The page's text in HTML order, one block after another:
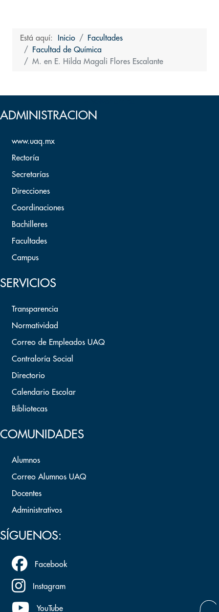
Está aquí: Inicio
Facultades
Facultad de Química
M. en E. Hilda Magali Flores Escalante
ADMINISTRACION
www.uaq.mx
Rectoría
Secretarías
Direcciones
Coordinaciones
Bachilleres
Facultades
Campus
SERVICIOS
Transparencia
Normatividad
Correo de Empleados UAQ
Contraloría Social
Directorio
Calendario Escolar
Bibliotecas
COMUNIDADES
Alumnos
Correo Alumnos UAQ
Docentes
Administrativos
SÍGUENOS:
Facebook
Instagram
YouTube